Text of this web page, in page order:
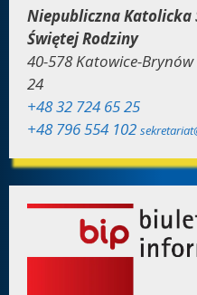
Niepubliczna Katolicka
Świętej Rodziny
40-578 Katowice-
24
+48 32 724 65 25
+48 796 554 102